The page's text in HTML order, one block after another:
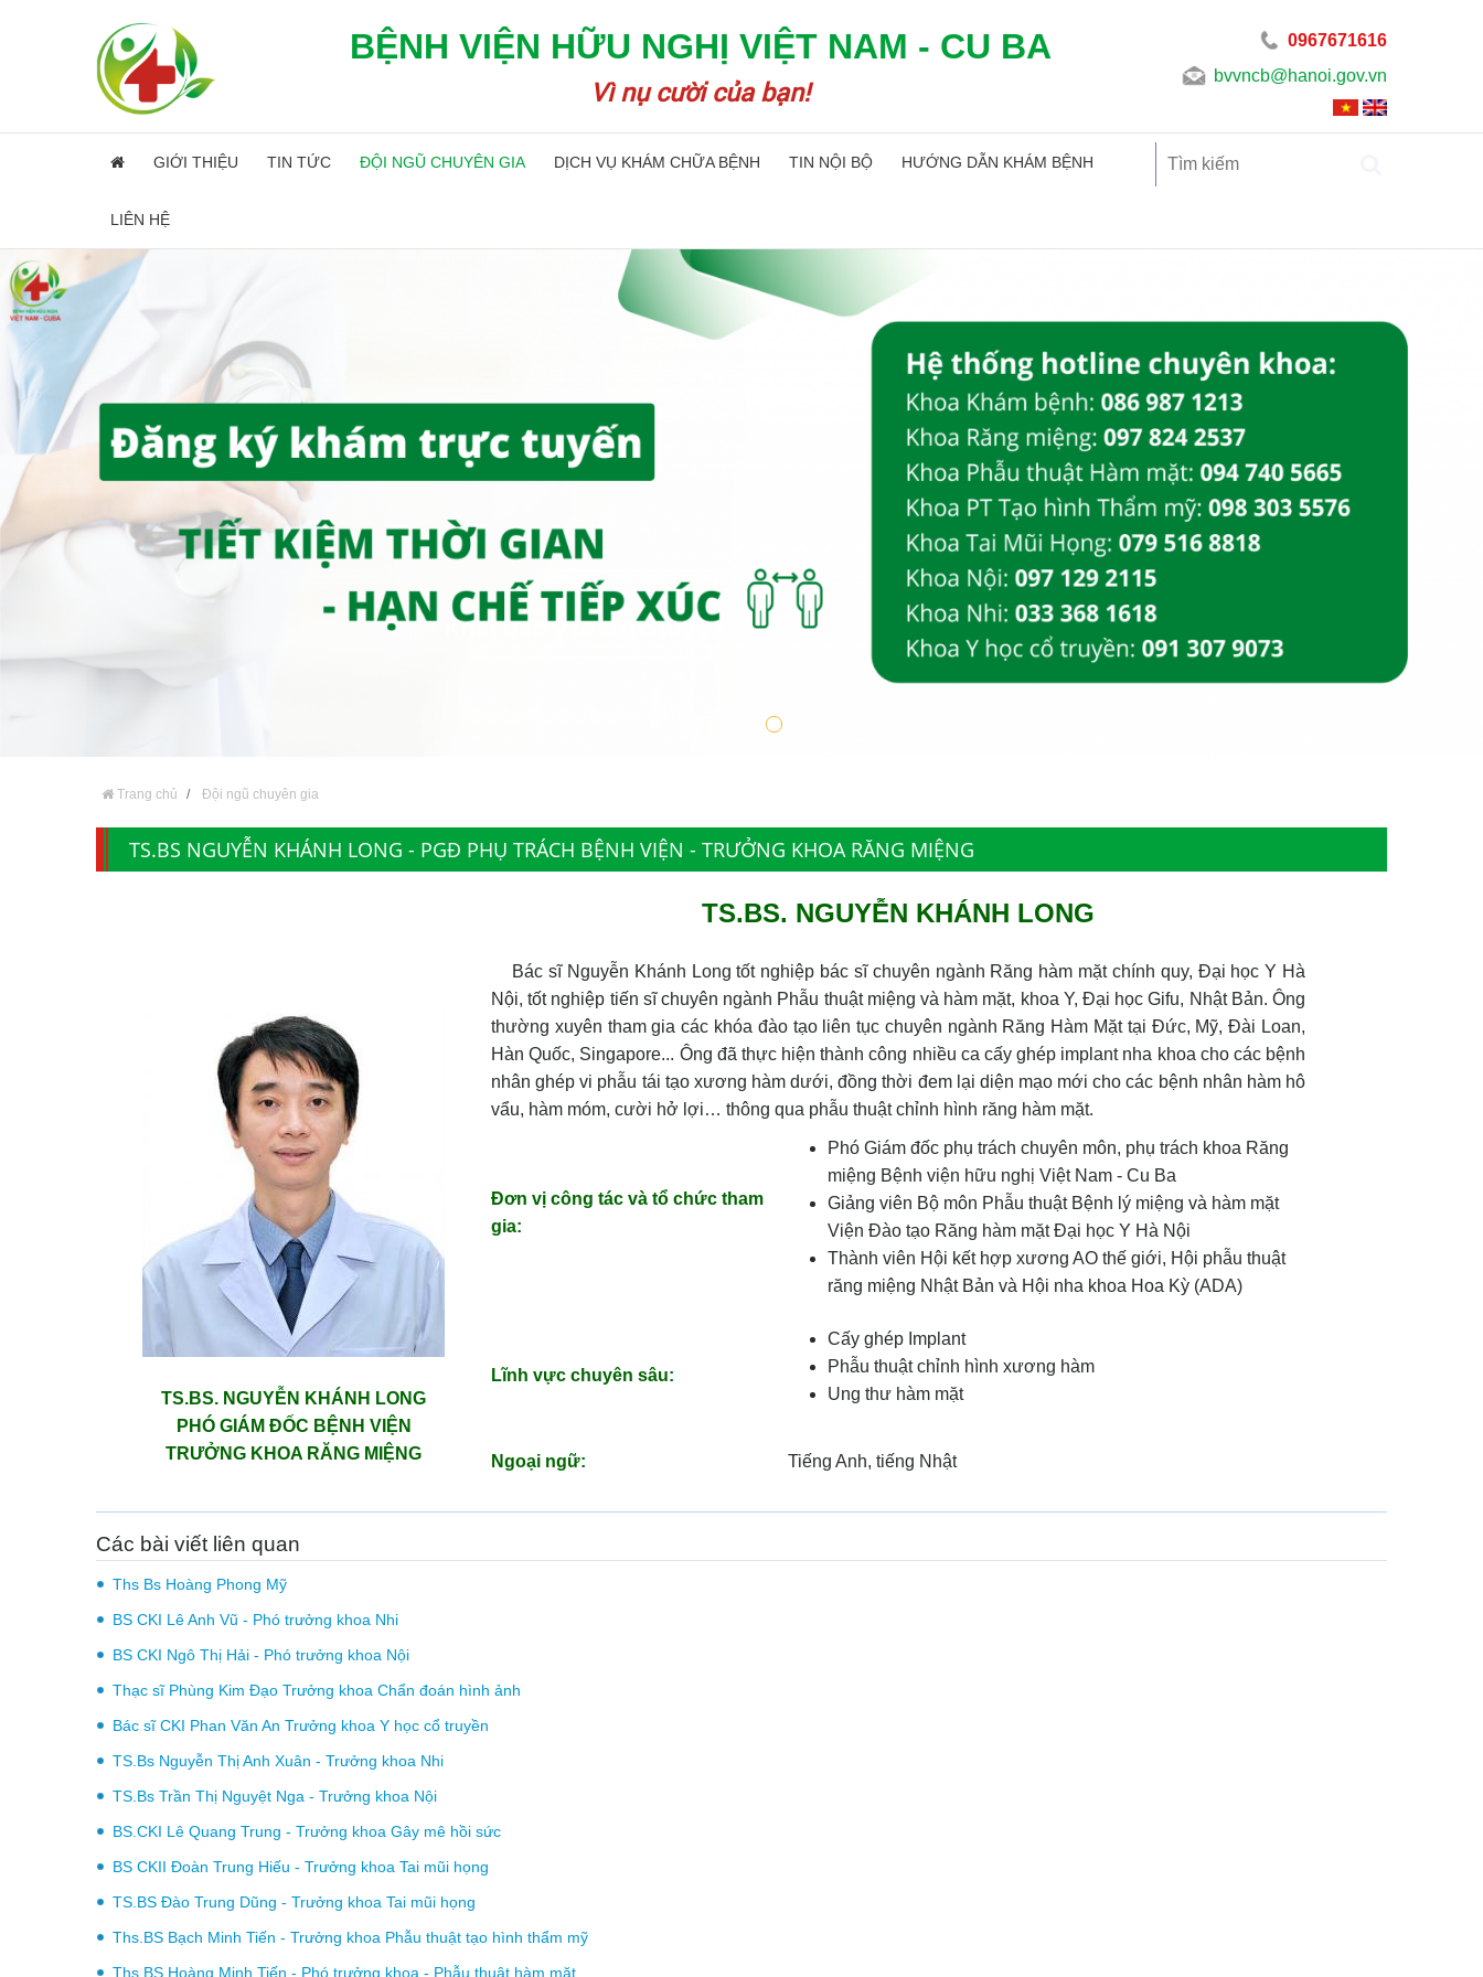
BỆNH VIỆN HỮU NGHỊ VIỆT NAM - CU BA
Vì nụ cười của bạn!
0967671616
bvvncb@hanoi.gov.vn
GIỚI THIỆU TIN TỨC ĐỘI NGŨ CHUYÊN GIA DỊCH VỤ KHÁM CHỮA BỆNH TIN NỘI BỘ HƯỚNG DẪN KHÁM BỆNH
LIÊN HỆ
Trang chủ Đội ngũ chuyên gia
TS.BS NGUYỄN KHÁNH LONG - PGĐ PHỤ TRÁCH BỆNH VIỆN - TRƯỞNG KHOA RĂNG MIỆNG
TS.BS. NGUYỄN KHÁNH LONG
PHÓ GIÁM ĐỐC BỆNH VIỆN
TRƯỞNG KHOA RĂNG MIỆNG
TS.BS. NGUYỄN KHÁNH LONG
Bác sĩ Nguyễn Khánh Long tốt nghiệp bác sĩ chuyên ngành Răng hàm mặt chính quy, Đại học Y Hà
Nội, tốt nghiệp tiến sĩ chuyên ngành Phẫu thuật miệng và hàm mặt, khoa Y, Đại học Gifu, Nhật Bản. Ông
thường xuyên tham gia các khóa đào tạo liên tục chuyên ngành Răng Hàm Mặt tại Đức, Mỹ, Đài Loan,
Hàn Quốc, Singapore... Ông đã thực hiện thành công nhiều ca cấy ghép implant nha khoa cho các bệnh
nhân ghép vi phẫu tái tạo xương hàm dưới, đồng thời đem lại diện mạo mới cho các bệnh nhân hàm hô
vẩu, hàm móm, cười hở lợi… thông qua phẫu thuật chỉnh hình răng hàm mặt.
Đơn vị công tác và tổ chức tham
gia:
Phó Giám đốc phụ trách chuyên môn, phụ trách khoa Răng
miệng Bệnh viện hữu nghị Việt Nam - Cu Ba
Giảng viên Bộ môn Phẫu thuật Bệnh lý miệng và hàm mặt
Viện Đào tạo Răng hàm mặt Đại học Y Hà Nội
Thành viên Hội kết hợp xương AO thế giới, Hội phẫu thuật
răng miệng Nhật Bản và Hội nha khoa Hoa Kỳ (ADA)
Lĩnh vực chuyên sâu:
Cấy ghép Implant
Phẫu thuật chỉnh hình xương hàm
Ung thư hàm mặt
Ngoại ngữ: Tiếng Anh, tiếng Nhật
Các bài viết liên quan
Ths Bs Hoàng Phong Mỹ
BS CKI Lê Anh Vũ - Phó trưởng khoa Nhi
BS CKI Ngô Thị Hải - Phó trưởng khoa Nội
Thạc sĩ Phùng Kim Đạo Trưởng khoa Chẩn đoán hình ảnh
Bác sĩ CKI Phan Văn An Trưởng khoa Y học cổ truyền
TS.Bs Nguyễn Thị Anh Xuân - Trưởng khoa Nhi
TS.Bs Trần Thị Nguyệt Nga - Trưởng khoa Nội
BS.CKI Lê Quang Trung - Trưởng khoa Gây mê hồi sức
BS CKII Đoàn Trung Hiếu - Trưởng khoa Tai mũi họng
TS.BS Đào Trung Dũng - Trưởng khoa Tai mũi họng
Ths.BS Bạch Minh Tiến - Trưởng khoa Phẫu thuật tạo hình thẩm mỹ
Ths.BS Hoàng Minh Tiến - Phó trưởng khoa - Phẫu thuật hàm mặt